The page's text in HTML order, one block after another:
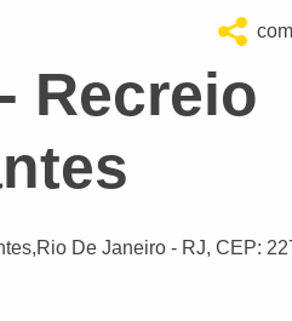
Recreio
Rio De Janeiro - RJ, CEP: